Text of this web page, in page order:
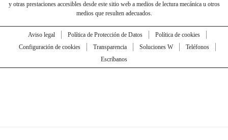
y otras prestaciones accesibles desde este sitio web a medios de lectura mecánica u otros
medios que resulten adecuados.
Aviso legal Política de Protección de Datos
Política de cookies
Configuración de cookies
Transparencia Soluciones W
Teléfonos
Escríbanos